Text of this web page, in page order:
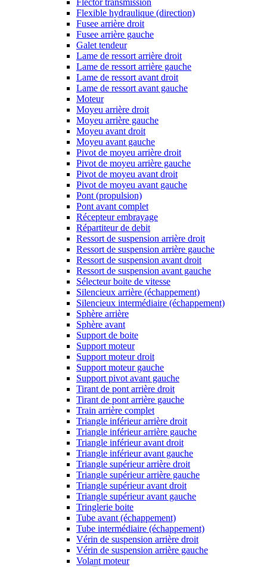
Flector transmission
Flexible hydraulique (direction)
Fusee arrière droit
Fusee arrière gauche
Galet tendeur
Lame de ressort arrière droit
Lame de ressort arrière gauche
Lame de ressort avant droit
Lame de ressort avant gauche
Moteur
Moyeu arrière droit
Moyeu arrière gauche
Moyeu avant droit
Moyeu avant gauche
Pivot de moyeu arrière droit
Pivot de moyeu arrière gauche
Pivot de moyeu avant droit
Pivot de moyeu avant gauche
Pont (propulsion)
Pont avant complet
Récepteur embrayage
Répartiteur de debit
Ressort de suspension arrière droit
Ressort de suspension arrière gauche
Ressort de suspension avant droit
Ressort de suspension avant gauche
Sélecteur boite de vitesse
Silencieux arrière (échappement)
Silencieux intermédiaire (échappement)
Sphère arrière
Sphère avant
Support de boite
Support moteur
Support moteur droit
Support moteur gauche
Support pivot avant gauche
Tirant de pont arrière droit
Tirant de pont arrière gauche
Train arrière complet
Triangle inférieur arrière droit
Triangle inférieur arrière gauche
Triangle inférieur avant droit
Triangle inférieur avant gauche
Triangle supérieur arrière droit
Triangle supérieur arrière gauche
Triangle supérieur avant droit
Triangle supérieur avant gauche
Tringlerie boite
Tube avant (échappement)
Tube intermédiaire (échappement)
Vérin de suspension arrière droit
Vérin de suspension arrière gauche
Volant moteur